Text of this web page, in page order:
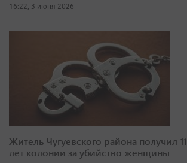
16:22, 3 июня 2026
Житель Чугуевского района получил 11
лет колонии за убийство женщины